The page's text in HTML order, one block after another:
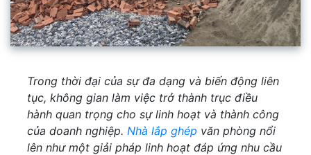
Trong thời đại của sự đa dạng và biến động liên
tục, không gian làm việc trở thành trục điều
hành quan trọng cho sự linh hoạt và thành công
của doanh nghiệp. Nhà lắp ghép văn phòng nổi
lên như một giải pháp linh hoạt đáp ứng nhu cầu